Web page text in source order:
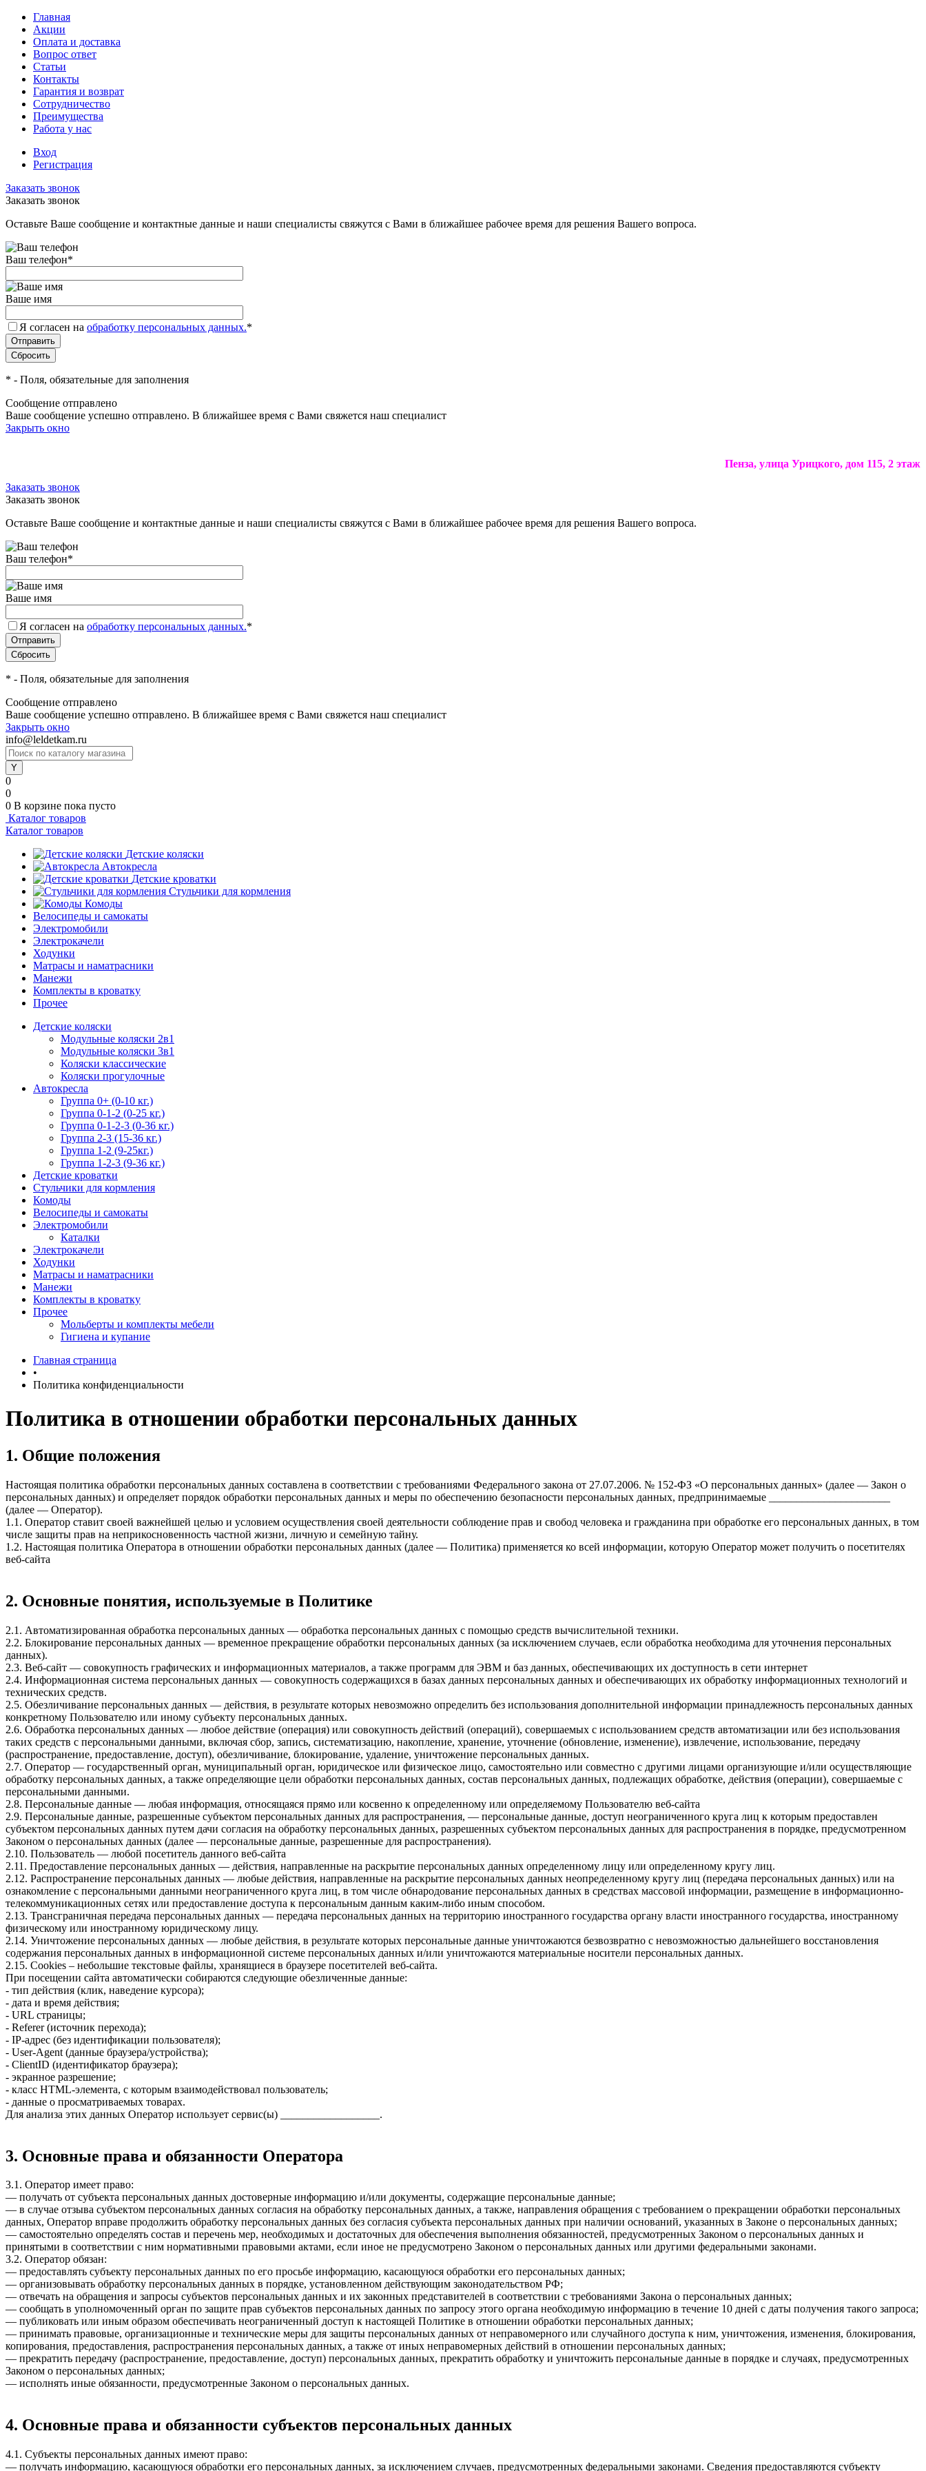
Главная
Акции
Оплата и доставка
Вопрос ответ
Статьи
Контакты
Гарантия и возврат
Сотрудничество
Преимущества
Работа у нас
Вход
Регистрация
Заказать звонок
Заказать звонок
Оставьте Ваше сообщение и контактные данные и наши специалисты свяжутся с Вами в ближайшее рабочее время для решения Вашего вопроса.
Ваш телефон*
Ваше имя
Я согласен на обработку персональных данных.*
* - Поля, обязательные для заполнения
Сообщение отправлено
Ваше сообщение успешно отправлено. В ближайшее время с Вами свяжется наш специалист
Закрыть окно
Пенза, улица Урицкого, дом 115, 2 этаж
Заказать звонок
Заказать звонок
Оставьте Ваше сообщение и контактные данные и наши специалисты свяжутся с Вами в ближайшее рабочее время для решения Вашего вопроса.
Ваш телефон*
Ваше имя
Я согласен на обработку персональных данных.*
* - Поля, обязательные для заполнения
Сообщение отправлено
Ваше сообщение успешно отправлено. В ближайшее время с Вами свяжется наш специалист
Закрыть окно
info@leldetkam.ru
0
0
0 В корзине пока пусто
Каталог товаров
Каталог товаров
Детские коляски
Автокресла
Детские кроватки
Стульчики для кормления
Комоды
Велосипеды и самокаты
Электромобили
Электрокачели
Ходунки
Матрасы и наматрасники
Манежи
Комплекты в кроватку
Прочее
Детские коляски
Модульные коляски 2в1
Модульные коляски 3в1
Коляски классические
Коляски прогулочные
Автокресла
Группа 0+ (0-10 кг.)
Группа 0-1-2 (0-25 кг.)
Группа 0-1-2-3 (0-36 кг.)
Группа 2-3 (15-36 кг.)
Группа 1-2 (9-25кг.)
Группа 1-2-3 (9-36 кг.)
Детские кроватки
Стульчики для кормления
Комоды
Велосипеды и самокаты
Электромобили
Каталки
Электрокачели
Ходунки
Матрасы и наматрасники
Манежи
Комплекты в кроватку
Прочее
Мольберты и комплекты мебели
Гигиена и купание
Главная страница
•
Политика конфиденциальности
Политика в отношении обработки персональных данных
1. Общие положения
Настоящая политика обработки персональных данных составлена в соответствии с требованиями Федерального закона от 27.07.2006. № 152-ФЗ «О персональных данных» (далее — Закон о
персональных данных) и определяет порядок обработки персональных данных и меры по обеспечению безопасности персональных данных, предпринимаемые ______________________
(далее — Оператор).
1.1. Оператор ставит своей важнейшей целью и условием осуществления своей деятельности соблюдение прав и свобод человека и гражданина при обработке его персональных данных, в том
числе защиты прав на неприкосновенность частной жизни, личную и семейную тайну.
1.2. Настоящая политика Оператора в отношении обработки персональных данных (далее — Политика) применяется ко всей информации, которую Оператор может получить о посетителях
веб-сайта
2. Основные понятия, используемые в Политике
2.1. Автоматизированная обработка персональных данных — обработка персональных данных с помощью средств вычислительной техники.
2.2. Блокирование персональных данных — временное прекращение обработки персональных данных (за исключением случаев, если обработка необходима для уточнения персональных
данных).
2.3. Веб-сайт — совокупность графических и информационных материалов, а также программ для ЭВМ и баз данных, обеспечивающих их доступность в сети интернет
2.4. Информационная система персональных данных — совокупность содержащихся в базах данных персональных данных и обеспечивающих их обработку информационных технологий и
технических средств.
2.5. Обезличивание персональных данных — действия, в результате которых невозможно определить без использования дополнительной информации принадлежность персональных данных
конкретному Пользователю или иному субъекту персональных данных.
2.6. Обработка персональных данных — любое действие (операция) или совокупность действий (операций), совершаемых с использованием средств автоматизации или без использования
таких средств с персональными данными, включая сбор, запись, систематизацию, накопление, хранение, уточнение (обновление, изменение), извлечение, использование, передачу
(распространение, предоставление, доступ), обезличивание, блокирование, удаление, уничтожение персональных данных.
2.7. Оператор — государственный орган, муниципальный орган, юридическое или физическое лицо, самостоятельно или совместно с другими лицами организующие и/или осуществляющие
обработку персональных данных, а также определяющие цели обработки персональных данных, состав персональных данных, подлежащих обработке, действия (операции), совершаемые с
персональными данными.
2.8. Персональные данные — любая информация, относящаяся прямо или косвенно к определенному или определяемому Пользователю веб-сайта
2.9. Персональные данные, разрешенные субъектом персональных данных для распространения, — персональные данные, доступ неограниченного круга лиц к которым предоставлен
субъектом персональных данных путем дачи согласия на обработку персональных данных, разрешенных субъектом персональных данных для распространения в порядке, предусмотренном
Законом о персональных данных (далее — персональные данные, разрешенные для распространения).
2.10. Пользователь — любой посетитель данного веб-сайта
2.11. Предоставление персональных данных — действия, направленные на раскрытие персональных данных определенному лицу или определенному кругу лиц.
2.12. Распространение персональных данных — любые действия, направленные на раскрытие персональных данных неопределенному кругу лиц (передача персональных данных) или на
ознакомление с персональными данными неограниченного круга лиц, в том числе обнародование персональных данных в средствах массовой информации, размещение в информационно-
телекоммуникационных сетях или предоставление доступа к персональным данным каким-либо иным способом.
2.13. Трансграничная передача персональных данных — передача персональных данных на территорию иностранного государства органу власти иностранного государства, иностранному
физическому или иностранному юридическому лицу.
2.14. Уничтожение персональных данных — любые действия, в результате которых персональные данные уничтожаются безвозвратно с невозможностью дальнейшего восстановления
содержания персональных данных в информационной системе персональных данных и/или уничтожаются материальные носители персональных данных.
2.15. Cookies – небольшие текстовые файлы, хранящиеся в браузере посетителей веб-сайта.
При посещении сайта автоматически собираются следующие обезличенные данные:
- тип действия (клик, наведение курсора);
- дата и время действия;
- URL страницы;
- Referer (источник перехода);
- IP-адрес (без идентификации пользователя);
- User-Agent (данные браузера/устройства);
- ClientID (идентификатор браузера);
- экранное разрешение;
- класс HTML-элемента, с которым взаимодействовал пользователь;
- данные о просматриваемых товарах.
Для анализа этих данных Оператор использует сервис(ы) __________________.
3. Основные права и обязанности Оператора
3.1. Оператор имеет право:
— получать от субъекта персональных данных достоверные информацию и/или документы, содержащие персональные данные;
— в случае отзыва субъектом персональных данных согласия на обработку персональных данных, а также, направления обращения с требованием о прекращении обработки персональных
данных, Оператор вправе продолжить обработку персональных данных без согласия субъекта персональных данных при наличии оснований, указанных в Законе о персональных данных;
— самостоятельно определять состав и перечень мер, необходимых и достаточных для обеспечения выполнения обязанностей, предусмотренных Законом о персональных данных и
принятыми в соответствии с ним нормативными правовыми актами, если иное не предусмотрено Законом о персональных данных или другими федеральными законами.
3.2. Оператор обязан:
— предоставлять субъекту персональных данных по его просьбе информацию, касающуюся обработки его персональных данных;
— организовывать обработку персональных данных в порядке, установленном действующим законодательством РФ;
— отвечать на обращения и запросы субъектов персональных данных и их законных представителей в соответствии с требованиями Закона о персональных данных;
— сообщать в уполномоченный орган по защите прав субъектов персональных данных по запросу этого органа необходимую информацию в течение 10 дней с даты получения такого запроса;
— публиковать или иным образом обеспечивать неограниченный доступ к настоящей Политике в отношении обработки персональных данных;
— принимать правовые, организационные и технические меры для защиты персональных данных от неправомерного или случайного доступа к ним, уничтожения, изменения, блокирования,
копирования, предоставления, распространения персональных данных, а также от иных неправомерных действий в отношении персональных данных;
— прекратить передачу (распространение, предоставление, доступ) персональных данных, прекратить обработку и уничтожить персональные данные в порядке и случаях, предусмотренных
Законом о персональных данных;
— исполнять иные обязанности, предусмотренные Законом о персональных данных.
4. Основные права и обязанности субъектов персональных данных
4.1. Субъекты персональных данных имеют право:
— получать информацию, касающуюся обработки его персональных данных, за исключением случаев, предусмотренных федеральными законами. Сведения предоставляются субъекту